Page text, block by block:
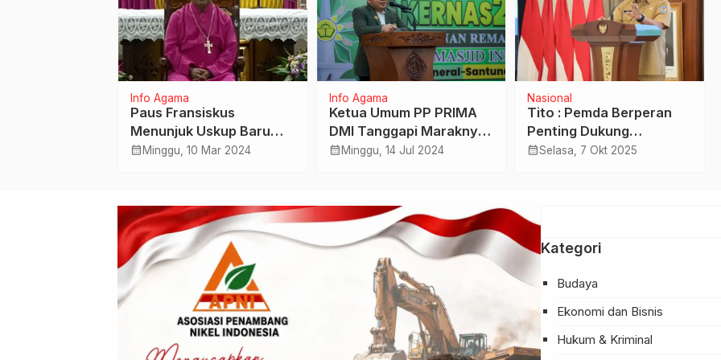
Info Agama
Paus Fransiskus
Menunjuk Uskup Baru
Keuskupan Agung
calendar_month Minggu, 10 Mar 2024
Info Agama
Ketua Umum PP PRIMA
DMI Tanggapi Maraknya
Judi Online
calendar_month Minggu, 14 Jul 2024
Nasional
Tito : Pemda Berperan
Penting Dukung
Produktivitas Nasional
calendar_monthSelasa, 7 Okt 2025
Kategori
Budaya
Ekonomi dan Bisnis
Hukum & Kriminal